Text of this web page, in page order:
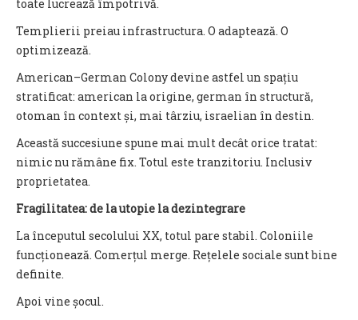
toate lucrează împotrivă.
Templierii preiau infrastructura. O adaptează. O
optimizează.
American–German Colony devine astfel un spațiu
stratificat: american la origine, german în structură,
otoman în context și, mai târziu, israelian în destin.
Această succesiune spune mai mult decât orice tratat:
nimic nu rămâne fix. Totul este tranzitoriu. Inclusiv
proprietatea.
Fragilitatea: de la utopie la dezintegrare
La începutul secolului XX, totul pare stabil. Coloniile
funcționează. Comerțul merge. Rețelele sociale sunt bine
definite.
Apoi vine șocul.